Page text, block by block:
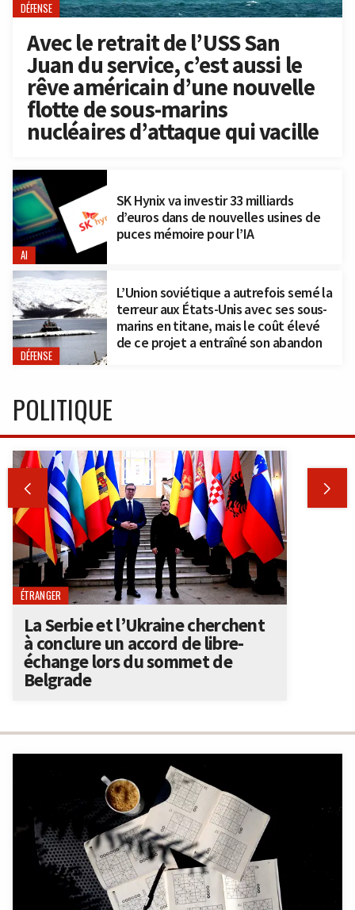
DÉFENSE
Avec le retrait de l’USS San
Juan du service, c’est aussi le
rêve américain d’une nouvelle
flotte de sous-marins
nucléaires d’attaque qui vacille
AI
SK Hynix va investir 33 milliards
d’euros dans de nouvelles usines de
puces mémoire pour l’IA
DÉFENSE
L’Union soviétique a autrefois semé la
terreur aux États-Unis avec ses sous-
marins en titane, mais le coût élevé
de ce projet a entraîné son abandon
POLITIQUE
 
ÉTRANGER
La Serbie et l’Ukraine cherchent
à conclure un accord de libre-
échange lors du sommet de
Belgrade